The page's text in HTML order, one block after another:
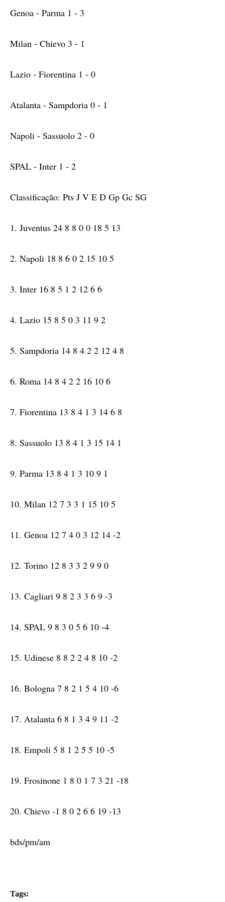
Genoa - Parma 1 - 3
Milan - Chievo 3 - 1
Lazio - Fiorentina 1 - 0
Atalanta - Sampdoria 0 - 1
Napoli - Sassuolo 2 - 0
SPAL - Inter 1 - 2
Classificação: Pts J V E D Gp Gc SG
1. Juventus 24 8 8 0 0 18 5 13
2. Napoli 18 8 6 0 2 15 10 5
3. Inter 16 8 5 1 2 12 6 6
4. Lazio 15 8 5 0 3 11 9 2
5. Sampdoria 14 8 4 2 2 12 4 8
6. Roma 14 8 4 2 2 16 10 6
7. Fiorentina 13 8 4 1 3 14 6 8
8. Sassuolo 13 8 4 1 3 15 14 1
9. Parma 13 8 4 1 3 10 9 1
10. Milan 12 7 3 3 1 15 10 5
11. Genoa 12 7 4 0 3 12 14 -2
12. Torino 12 8 3 3 2 9 9 0
13. Cagliari 9 8 2 3 3 6 9 -3
14. SPAL 9 8 3 0 5 6 10 -4
15. Udinese 8 8 2 2 4 8 10 -2
16. Bologna 7 8 2 1 5 4 10 -6
17. Atalanta 6 8 1 3 4 9 11 -2
18. Empoli 5 8 1 2 5 5 10 -5
19. Frosinone 1 8 0 1 7 3 21 -18
20. Chievo -1 8 0 2 6 6 19 -13
bds/pm/am
Tags: